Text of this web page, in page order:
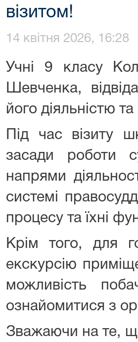
візитом!
14 квітня 2026, 16:28
Учні 9 класу
Шевченка,
його діяльністю
Під час візиту
засади роботи
напрями
системі
процесу та їхні
Крім того, для
екскурсію
можливість
ознайомитися з
Зважаючи на те,